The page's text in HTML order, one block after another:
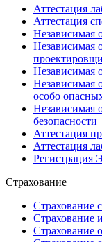
Аттестация
Аттестация
Независимая
Независимая
Независимая
Независимая
особо
Независимая
безопасности
Аттестация
Аттестация
Регистрация
Страхование
Страхование
Страхование
Страхование